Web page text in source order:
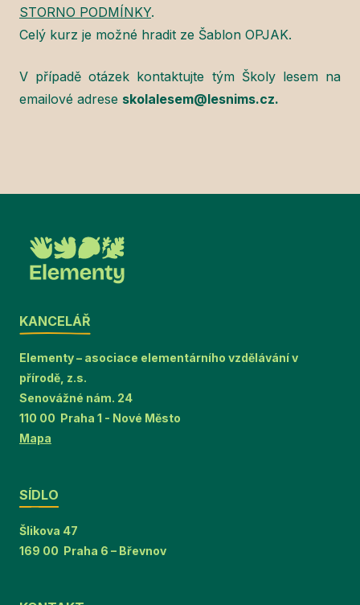
STORNO PODMÍNKY.
Celý kurz je možné hradit ze Šablon OPJAK.
V případě otázek kontaktujte tým Školy lesem na
emailové adrese skolalesem@lesnims.cz.
KANCELÁŘ
Elementy – asociace elementárního vzdělávání v
přírodě, z.s.
Senovážné nám. 24
110 00 Praha 1 - Nové Město
Mapa
SÍDLO
Šlikova 47
169 00 Praha 6 – Břevnov